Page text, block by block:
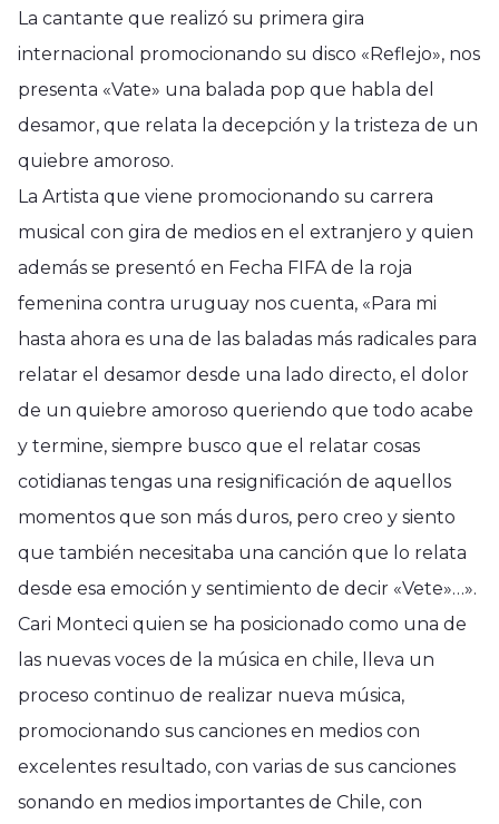
La cantante que realizó su primera gira
internacional promocionando su disco «Reflejo», nos
presenta «Vate» una balada pop que habla del
desamor, que relata la decepción y la tristeza de un
quiebre amoroso.
La Artista que viene promocionando su carrera
musical con gira de medios en el extranjero y quien
además se presentó en Fecha FIFA de la roja
femenina contra uruguay nos cuenta, «Para mi
hasta ahora es una de las baladas más radicales para
relatar el desamor desde una lado directo, el dolor
de un quiebre amoroso queriendo que todo acabe
y termine, siempre busco que el relatar cosas
cotidianas tengas una resignificación de aquellos
momentos que son más duros, pero creo y siento
que también necesitaba una canción que lo relata
desde esa emoción y sentimiento de decir «Vete»…».
Cari Monteci quien se ha posicionado como una de
las nuevas voces de la música en chile, lleva un
proceso continuo de realizar nueva música,
promocionando sus canciones en medios con
excelentes resultado, con varias de sus canciones
sonando en medios importantes de Chile, con